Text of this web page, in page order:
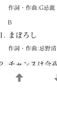
作詞・作曲:G忌
B
まぼろし
作詞・作曲:忌野
チャンスは今
作詞・作曲:忌野